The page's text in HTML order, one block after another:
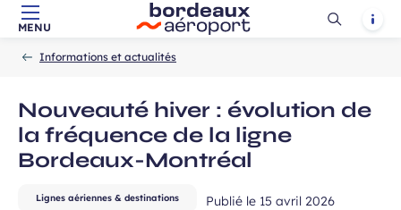
Aller au contenu principal
Aller à la navigation
-
Aller à la
MENU
Ouvrir
Informations et actualités
Nouveauté hiver : évolution de
la fréquence de la ligne
Bordeaux-Montréal
Lignes aériennes & destinations Publié le 15 avril 2026